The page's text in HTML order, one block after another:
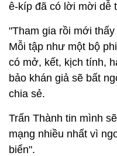
ê-kíp đã có lời mời dễ
"Tham gia rồi mới
Mỗi tập như một bộ
có mở, kết, kịch tính,
bảo khán giả sẽ bất
chia sẻ.
Trấn Thành tin mình
mạng nhiều nhất vì
biển".